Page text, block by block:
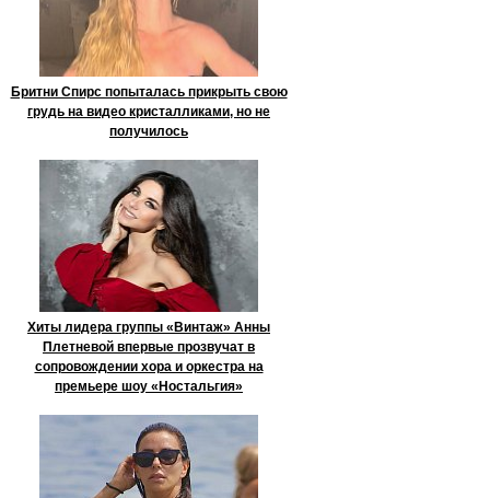
Бритни Спирс попыталась прикрыть свою
грудь на видео кристалликами, но не
получилось
Хиты лидера группы «Винтаж» Анны
Плетневой впервые прозвучат в
сопровождении хора и оркестра на
премьере шоу «Ностальгия»